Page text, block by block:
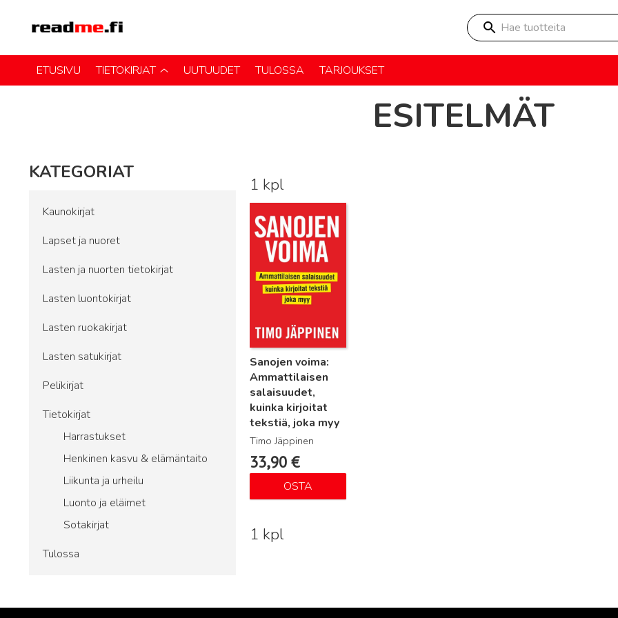
Hae tuotteita
ETUSIVU TIETOKIRJAT UUTUUDET TULOSSA TARJOUKSET
ESITELMÄT
KATEGORIAT
Kaunokirjat
Lapset ja nuoret
Lasten ja nuorten tietokirjat
Lasten luontokirjat
Lasten ruokakirjat
Lasten satukirjat
Pelikirjat
Tietokirjat
Harrastukset
Henkinen kasvu & elämäntaito
Liikunta ja urheilu
Luonto ja eläimet
Sotakirjat
Tulossa
1 kpl
Sanojen voima:
Ammattilaisen
salaisuudet,
kuinka kirjoitat
tekstiä, joka myy
Timo Jäppinen
33,90 €
OSTA
1 kpl